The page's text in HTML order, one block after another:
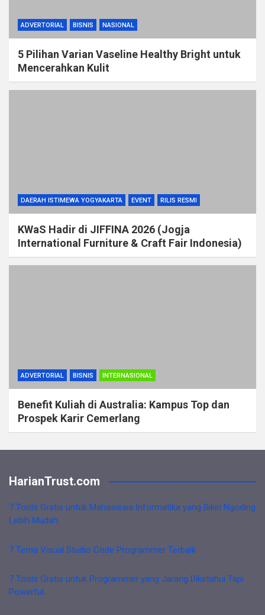
ADVERTORIAL BISNIS NASIONAL
5 Pilihan Varian Vaseline Healthy Bright untuk
Mencerahkan Kulit
DAERAH ISTIMEWA YOGYAKARTA EVENT RILIS RESMI
KWaS Hadir di JIFFINA 2026 (Jogja
International Furniture & Craft Fair Indonesia)
ADVERTORIAL BISNIS INTERNASIONAL
Benefit Kuliah di Australia: Kampus Top dan
Prospek Karir Cemerlang
HarianTrust.com
7 Tools Gratis untuk Mahasiswa Informatika yang Bikin Ngoding
Lebih Mudah
7 Tema Visual Studio Code Programmer Terbaik
7 Tools Gratis untuk Programmer yang Jarang Diketahui Tapi
Powerful